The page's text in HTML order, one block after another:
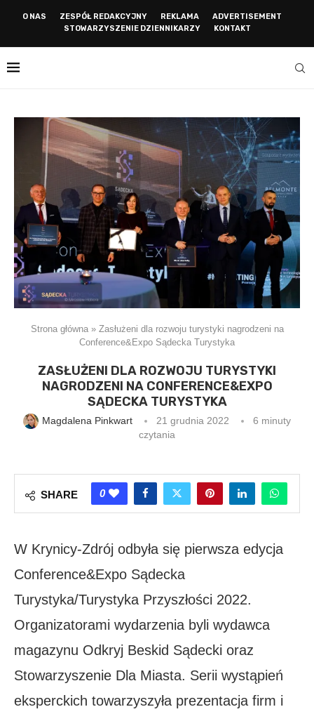
O NAS ZESPÓŁ REDAKCYJNY REKLAMA
ADVERTISEMENT
STOWARZYSZENIE DZIENNIKARZY
KONTAKT
Strona główna» Zasłużeni dla rozwoju turystyki nagrodzeni na
Conference&Expo Sądecka Turystyka
ZASŁUŻENI DLA ROZWOJU TURYSTYKI
NAGRODZENI NA CONFERENCE&EXPO
SĄDECKA TURYSTYKA
Magdalena Pinkwart 21 grudnia 2022
6 minuty
czytania
SHARE 0
W Krynicy-Zdrój odbyła się pierwsza edycja
Conference&Expo Sądecka
Turystyka/Turystyka Przyszłości 2022.
Organizatorami wydarzenia byli wydawca
magazynu Odkryj Beskid Sądecki oraz
Stowarzyszenie Dla Miasta. Serii wystąpień
eksperckich towarzyszyła prezentacja firm i